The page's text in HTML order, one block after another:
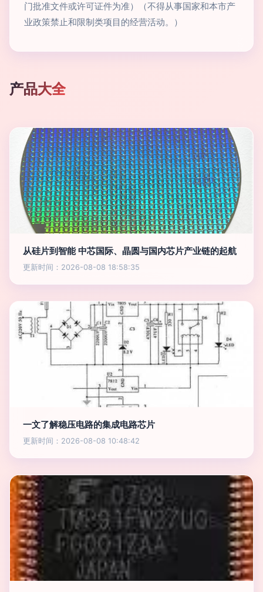
门批准文件或许可证件为准）（不得从事国家和本市产
业政策禁止和限制类项目的经营活动。）
产品大全
从硅片到智能 中芯国际、晶圆与国内芯片产业链的起航
更新时间：2026-08-08 18:58:35
一文了解稳压电路的集成电路芯片
更新时间：2026-08-08 10:48:42